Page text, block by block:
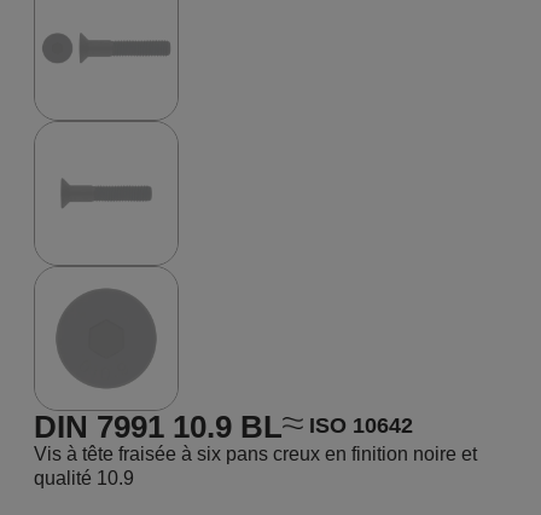
DIN 7991 10.9 BL ISO 10642
Vis à tête fraisée à six pans creux en finition noire et
qualité 10.9